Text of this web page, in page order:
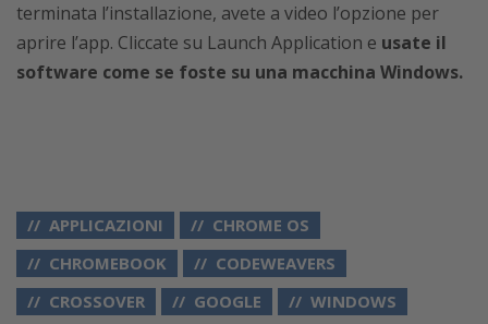
terminata l’installazione, avete a video l’opzione per
aprire l’app. Cliccate su Launch Application e usate il
software come se foste su una macchina Windows.
APPLICAZIONI
CHROME OS
CHROMEBOOK
CODEWEAVERS
CROSSOVER
GOOGLE WINDOWS